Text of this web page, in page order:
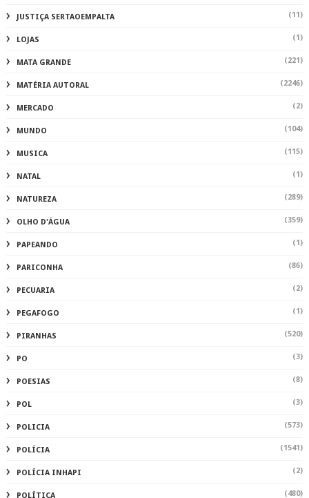
JUSTIÇA SERTAOEMPALTA (11)
LOJAS (1)
MATA GRANDE (221)
MATÉRIA AUTORAL (2246)
MERCADO (2)
MUNDO (104)
MUSICA (115)
NATAL (1)
NATUREZA (289)
OLHO D'ÁGUA (359)
PAPEANDO (1)
PARICONHA (86)
PECUARIA (2)
PEGAFOGO (1)
PIRANHAS (520)
PO (3)
POESIAS (8)
POL (3)
POLICIA (573)
POLÍCIA (1541)
POLÍCIA INHAPI (2)
POLÍTICA (480)